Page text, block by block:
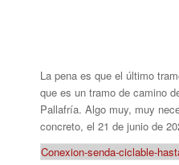
La pena es que el último
que es un tramo de camino
Pallafría. Algo muy, muy
concreto, el 21 de junio de
Conexion-senda-ciclable-